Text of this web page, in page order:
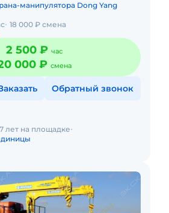
манипулятора Dong Yang
18 000 ₽ смена
2 500 ₽ час
000 ₽ смена
Обратный звонок
7 лет на площадке